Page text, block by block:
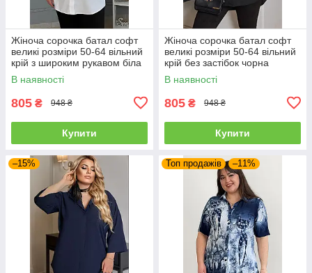
Жіноча сорочка батал софт
великі розміри 50-64 вільний
крій з широким рукавом біла
В наявності
805 ₴ 948 ₴
Купити
Жіноча сорочка батал софт
великі розміри 50-64 вільний
крій без застібок чорна
В наявності
805 ₴ 948 ₴
Купити
–15% Топ продажів –11%